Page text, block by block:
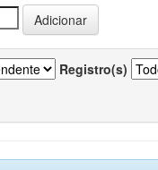
Registro(s)